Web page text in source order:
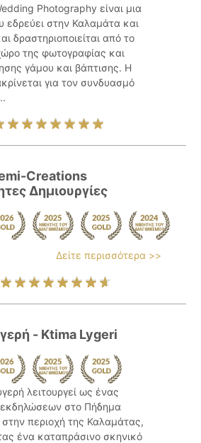
Photography είναι μια
εδρεύει στην Καλαμάτα και
δραστηριοποιείται από το
της φωτογραφίας και
γάμου και βάπτισης. Η
για τον συνδυασμό
Creations
Δημιουργίες
Δείτε περισσότερα >>
- Ktima Lygeri
λειτουργεί ως ένας
στο Πήδημα
περιοχή της Καλαμάτας,
ένα καταπράσινο σκηνικό